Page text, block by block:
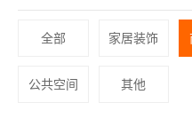
全部 家居装饰
公共空间 其他